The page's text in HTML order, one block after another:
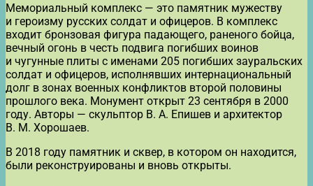
Мемориальный комплекс — это памятник мужеству
и героизму русских солдат и офицеров. В комплекс
входит бронзовая фигура падающего, раненого бойца,
вечный огонь в честь подвига погибших воинов
и чугунные плиты с именами 205 погибших зауральских
солдат и офицеров, исполнявших интернациональный
долг в зонах военных конфликтов второй половины
прошлого века. Монумент открыт 23 сентября в 2000
году. Авторы — скульптор В. А. Епишев и архитектор
В. М. Хорошаев.
В 2018 году памятник и сквер, в котором он находится,
были реконструированы и вновь открыты.